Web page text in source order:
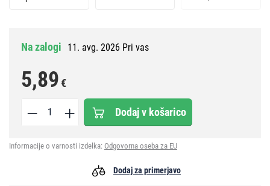
Na zalogi 11. avg. 2026 Pri vas
5,89€
Dodaj v košarico
Informacije o varnosti izdelka: Odgovorna oseba za EU
Dodaj za primerjavo